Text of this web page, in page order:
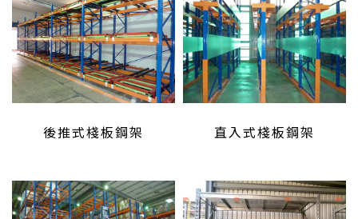
後推式棧板鋼架 直入式棧板鋼架